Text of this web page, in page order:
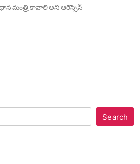
మంత్రి కావాలి అని ఆరెస్సెస్‌
Search